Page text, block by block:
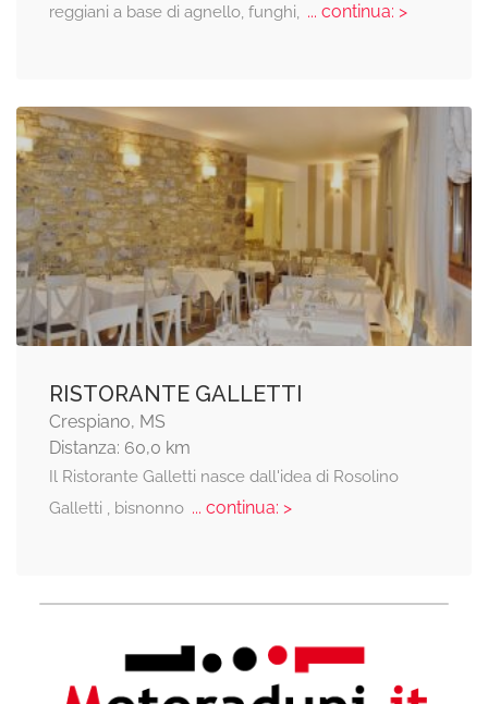
reggiani a base di agnello, funghi, ... continua: >
RISTORANTE GALLETTI
Crespiano, MS
Distanza: 60,0 km
Il Ristorante Galletti nasce dall'idea di Rosolino
Galletti , bisnonno... continua: >